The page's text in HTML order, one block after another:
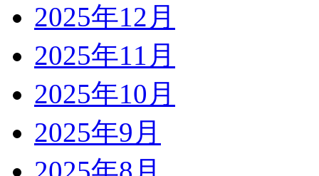
2025年12月
2025年11月
2025年10月
2025年9月